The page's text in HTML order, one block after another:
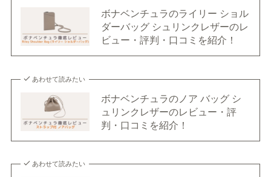
ボナベンチュラのライリー ショル
ダーバッグ シュリンクレザーのレ
ビュー・評判・口コミを紹介！
あわせて読みたい
ボナベンチュラのノア バッグ シ
ュリンクレザーのレビュー・評
判・口コミを紹介！
あわせて読みたい